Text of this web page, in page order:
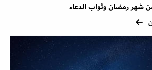
من شهر رمضان وثواب الدعاء